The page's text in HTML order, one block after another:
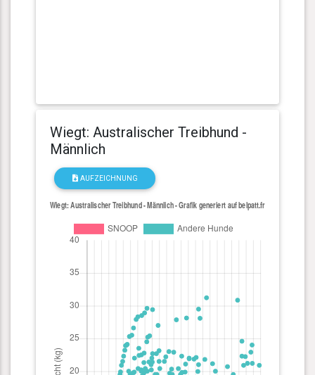
Wiegt: Australischer Treibhund -
Männlich
AUFZEICHNUNG